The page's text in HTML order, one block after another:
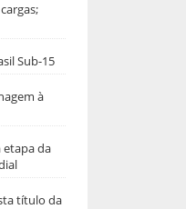
Sub-15
à
etapa da
título da